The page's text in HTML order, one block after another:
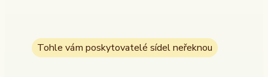
Tohle vám poskytovatelé sídel neřeknou